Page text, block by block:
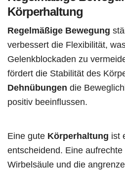
Körperhaltung
Regelmäßige Bewegung
verbessert die Flexibilität,
Gelenkblockaden zu
fördert die Stabilität des
Dehnübungen die
positiv beeinflussen.
Eine gute Körperhaltung ist
entscheidend. Eine
Wirbelsäule und die